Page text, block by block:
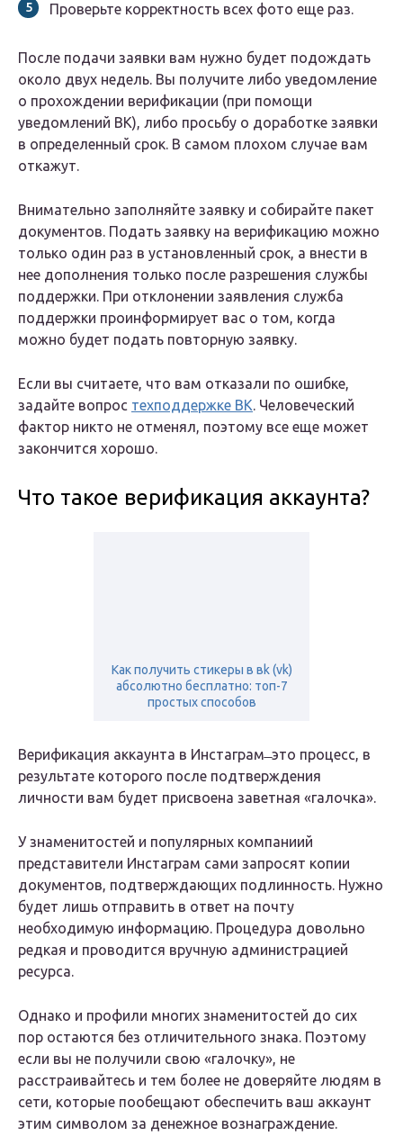
Проверьте корректность всех фото еще раз.
После подачи заявки вам нужно будет подождать
около двух недель. Вы получите либо уведомление
о прохождении верификации (при помощи
уведомлений ВК), либо просьбу о доработке заявки
в определенный срок. В самом плохом случае вам
откажут.
Внимательно заполняйте заявку и собирайте пакет
документов. Подать заявку на верификацию можно
только один раз в установленный срок, а внести в
нее дополнения только после разрешения службы
поддержки. При отклонении заявления служба
поддержки проинформирует вас о том, когда
можно будет подать повторную заявку.
Если вы считаете, что вам отказали по ошибке,
задайте вопрос техподдержке ВК. Человеческий
фактор никто не отменял, поэтому все еще может
закончится хорошо.
Что такое верификация аккаунта?
Как получить стикеры в вk (vk)
абсолютно бесплатно: топ-7
простых способов
Верификация аккаунта в Инстаграм ̶ это процесс, в
результате которого после подтверждения
личности вам будет присвоена заветная «галочка».
У знаменитостей и популярных компаниий
представители Инстаграм сами запросят копии
документов, подтверждающих подлинность. Нужно
будет лишь отправить в ответ на почту
необходимую информацию. Процедура довольно
редкая и проводится вручную администрацией
ресурса.
Однако и профили многих знаменитостей до сих
пор остаются без отличительного знака. Поэтому
если вы не получили свою «галочку», не
расстраивайтесь и тем более не доверяйте людям в
сети, которые пообещают обеспечить ваш аккаунт
этим символом за денежное вознаграждение.